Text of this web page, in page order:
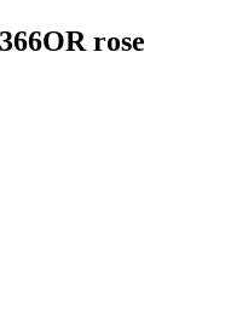
rose